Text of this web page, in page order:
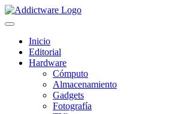
Inicio
Editorial
Hardware
Cómputo
Almacenamiento
Gadgets
Fotografía